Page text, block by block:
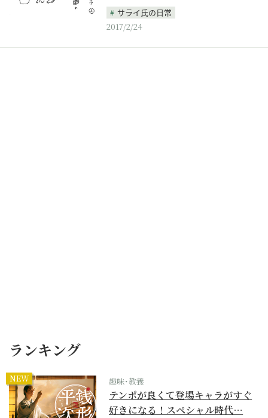
サライ氏の日常
2017/2/24
ランキング
NEW 趣味･教養
テンポが良くて登場キャラがすぐ
好きになる！スペシャル時代…